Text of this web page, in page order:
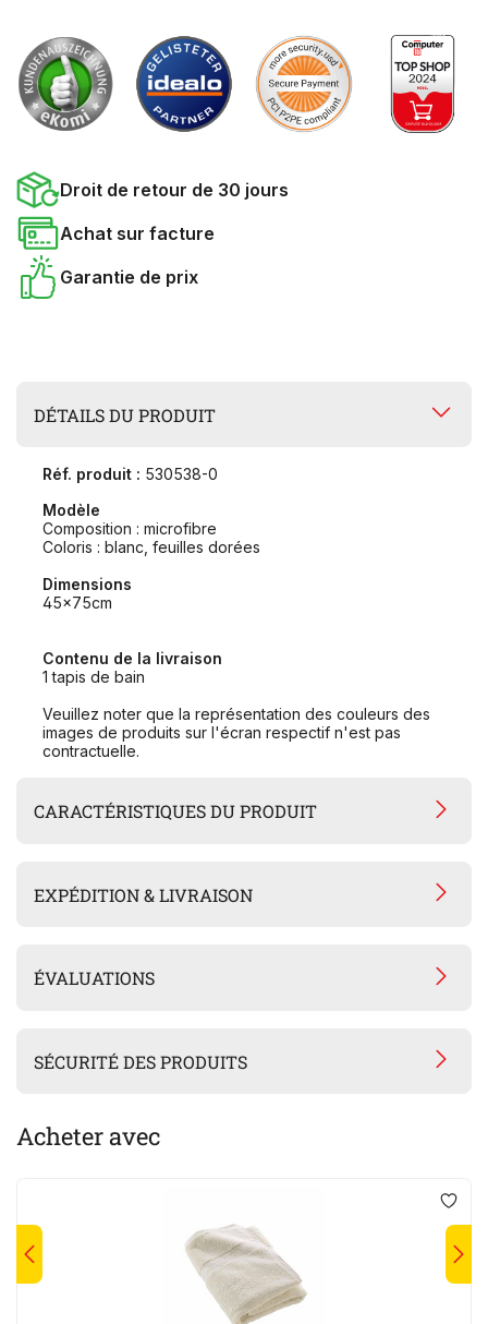
Droit de retour de 30 jours
Achat sur facture
Garantie de prix
DÉTAILS DU PRODUIT
Réf. produit : 530538-0
Modèle
Composition : microfibre
Coloris : blanc, feuilles dorées
Dimensions
45x75cm
Contenu de la livraison
1 tapis de bain
Veuillez noter que la représentation des couleurs des
images de produits sur l'écran respectif n'est pas
contractuelle.
CARACTÉRISTIQUES DU PRODUIT
EXPÉDITION & LIVRAISON
ÉVALUATIONS
SÉCURITÉ DES PRODUITS
Acheter avec